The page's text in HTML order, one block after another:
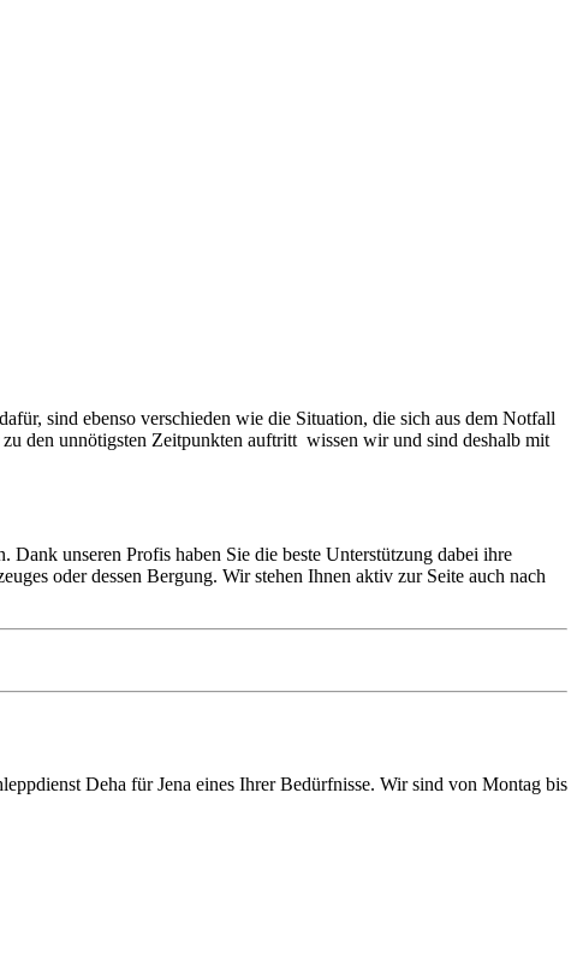
sind ebenso verschieden wie die Situation, die sich aus dem Notfall
den unnötigsten Zeitpunkten auftritt wissen wir und sind deshalb mit
unseren Profis haben Sie die beste Unterstützung dabei ihre
oder dessen Bergung. Wir stehen Ihnen aktiv zur Seite auch nach
Deha für Jena eines Ihrer Bedürfnisse. Wir sind von Montag bis